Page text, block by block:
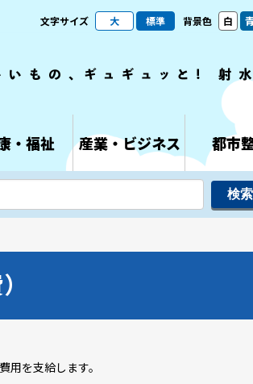
文字サイズ 大 標準 背景色 白
・福祉 産業・ビジネス 都市
を支給します。